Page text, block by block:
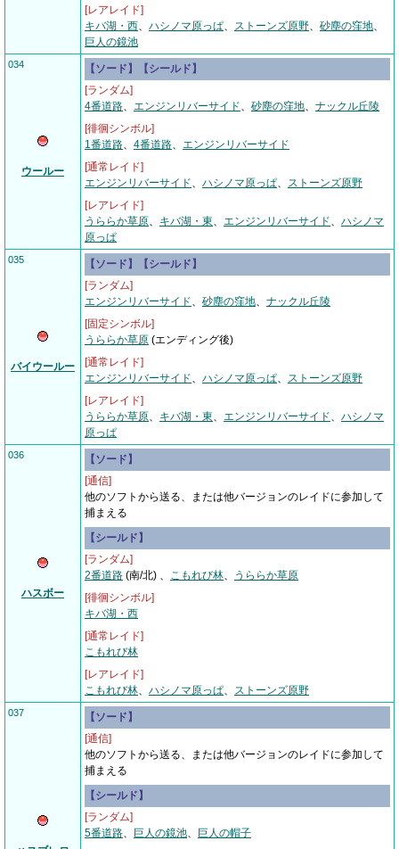
[レアレイド]
キバ湖・西、 ハシノマ原っぱ、 ストーンズ原野、 砂塵の窪地、
巨人の鏡池
034
ウールー
【ソード】【シールド】
[ランダム]
4番道路、 エンジンリバーサイド、 砂塵の窪地、 ナックル丘陵
[徘徊シンボル]
1番道路、 4番道路、 エンジンリバーサイド
[通常レイド]
エンジンリバーサイド、 ハシノマ原っぱ、 ストーンズ原野
[レアレイド]
うららか草原、 キバ湖・東、 エンジンリバーサイド、 ハシノマ
原っぱ
035
バイウールー
【ソード】【シールド】
[ランダム]
エンジンリバーサイド、 砂塵の窪地、 ナックル丘陵
[固定シンボル]
うららか草原 (エンディング後)
[通常レイド]
エンジンリバーサイド、 ハシノマ原っぱ、 ストーンズ原野
[レアレイド]
うららか草原、 キバ湖・東、 エンジンリバーサイド、 ハシノマ
原っぱ
036
ハスボー
【ソード】
[通信]
他のソフトから送る、または他バージョンのレイドに参加して
捕まえる
【シールド】
[ランダム]
2番道路 (南/北) 、 こもれび林、
うららか草原
[徘徊シンボル]
キバ湖・西
[通常レイド]
こもれび林
[レアレイド]
こもれび林、 ハシノマ原っぱ、 ストーンズ原野
037
【ソード】
[通信]
他のソフトから送る、または他バージョンのレイドに参加して
捕まえる
【シールド】
[ランダム]
5番道路、 巨人の鏡池、
巨人の帽子